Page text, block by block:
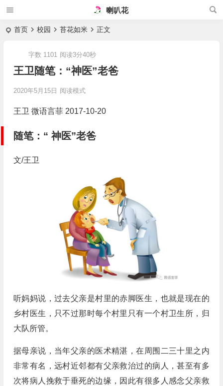
喇叭花
首页 校园 苔花如米 正文
王卫随笔：“神医”老爸
2020年5月15日
字数 1101 阅读3分40秒
阅读模式
王卫 微语言菲 2017-10-20
随笔：“ 神医”老爸
文/王卫
听妈妈说，过去父亲是村里的赤脚医生，也就是现在的
乡村医生，只不过那时每个村里只有一个村卫生所，归
大队所管。
据母亲说，当年父亲的医术精湛，在周围二三十里之内
非常有名，远村近邻都有父亲救治过的病人，甚至有多
次将病人挽救于垂死的边缘，因此有很多人感念父亲救